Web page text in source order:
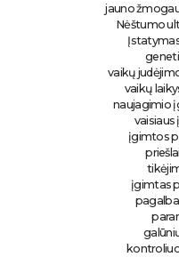
jauno
Nėštumo
vaikų
vaikų
naujagimio
įgimtos
įgimtas